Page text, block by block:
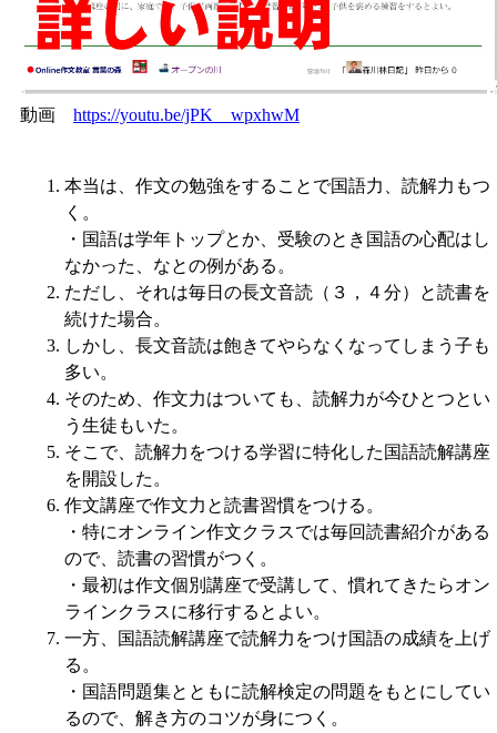
動画 https://youtu.be/jPK__wpxhwM
本当は、作文の勉強をすることで国語力、読解力もつ
く。
・国語は学年トップとか、受験のとき国語の心配はし
なかった、なとの例がある。
ただし、それは毎日の長文音読（３，４分）と読書を
続けた場合。
しかし、長文音読は飽きてやらなくなってしまう子も
多い。
そのため、作文力はついても、読解力が今ひとつとい
う生徒もいた。
そこで、読解力をつける学習に特化した国語読解講座
を開設した。
作文講座で作文力と読書習慣をつける。
・特にオンライン作文クラスでは毎回読書紹介がある
ので、読書の習慣がつく。
・最初は作文個別講座で受講して、慣れてきたらオン
ラインクラスに移行するとよい。
一方、国語読解講座で読解力をつけ国語の成績を上げ
る。
・国語問題集とともに読解検定の問題をもとにしてい
るので、解き方のコツが身につく。